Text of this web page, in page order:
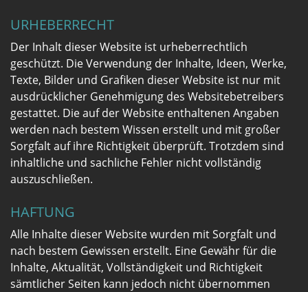
URHEBERRECHT
Der Inhalt dieser Website ist urheberrechtlich
geschützt. Die Verwendung der Inhalte, Ideen, Werke,
Texte, Bilder und Grafiken dieser Website ist nur mit
ausdrücklicher Genehmigung des Websitebetreibers
gestattet. Die auf der Website enthaltenen Angaben
werden nach bestem Wissen erstellt und mit großer
Sorgfalt auf ihre Richtigkeit überprüft. Trotzdem sind
inhaltliche und sachliche Fehler nicht vollständig
auszuschließen.
HAFTUNG
Alle Inhalte dieser Website wurden mit Sorgfalt und
nach bestem Gewissen erstellt. Eine Gewähr für die
Inhalte, Aktualität, Vollständigkeit und Richtigkeit
sämtlicher Seiten kann jedoch nicht übernommen